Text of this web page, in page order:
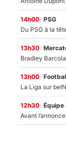
14h00 PSG
13h30
13h00
12h30 Équipe